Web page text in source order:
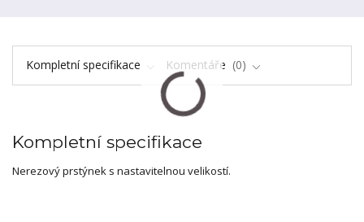
Kompletní specifikace Komentáře 0
Kompletní specifikace
Nerezový prstýnek s nastavitelnou velikostí.